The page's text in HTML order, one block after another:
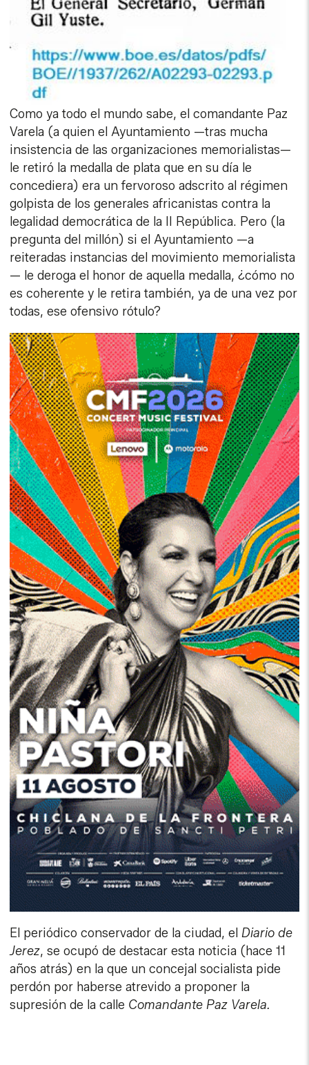
Como ya todo el mundo sabe, el comandante Paz
Varela (a quien el Ayuntamiento —tras mucha
insistencia de las organizaciones memorialistas—
le retiró la medalla de plata que en su día le
concediera) era un fervoroso adscrito al régimen
golpista de los generales africanistas contra la
legalidad democrática de la II República. Pero (la
pregunta del millón) si el Ayuntamiento —a
reiteradas instancias del movimiento memorialista
— le deroga el honor de aquella medalla, ¿cómo no
es coherente y le retira también, ya de una vez por
todas, ese ofensivo rótulo?
El periódico conservador de la ciudad, el Diario de
Jerez, se ocupó de destacar esta noticia (hace 11
años atrás) en la que un concejal socialista pide
perdón por haberse atrevido a proponer la
supresión de la calle Comandante Paz Varela.